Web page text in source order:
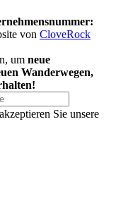
von CloveRock
um neue
Wanderwegen,
Sie unsere